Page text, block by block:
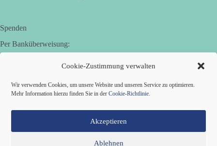
Cookie-Zustimmung verwalten
Wir verwenden Cookies, um unsere Website und unseren Service zu optimieren.
Mehr Information hierzu finden Sie in der Cookie-Richtlinie.
Akzeptieren
Ablehnen
Spenden
Per Banküberweisung:
Basisdemokratische Partei Deutschland in Bayern e.V.
IBAN: DE95 7205 1210 0006 3365 31
BIC: BYLADEM1AIC